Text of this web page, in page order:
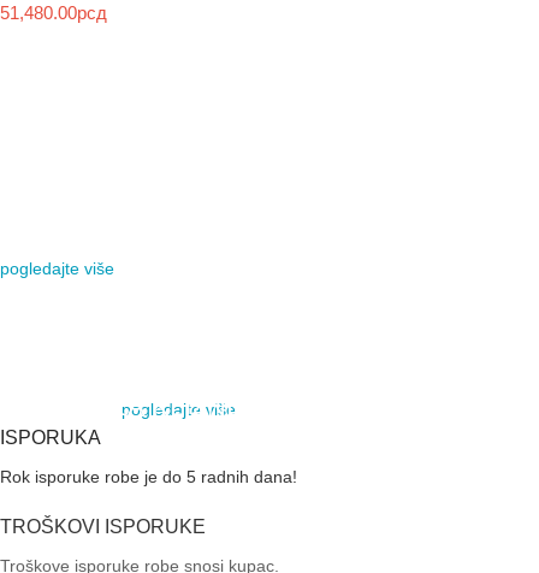
51,480.00рсд
pogledajte više
VIDI VIŠE
pogledajte više
MOTORI ZA KLIZNE
KAPIJE
ISPORUKA
Rok isporuke robe je do 5 radnih dana!
TROŠKOVI ISPORUKE
Troškove isporuke robe snosi kupac.